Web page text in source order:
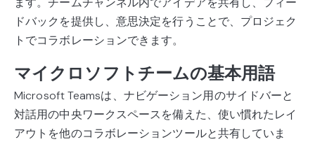
ドバックを提供し、意思決定を行うことで、プロジェク
トでコラボレーションできます。
マイクロソフトチームの基本用語
Microsoft Teamsは、ナビゲーション用のサイドバーと
対話用の中央ワークスペースを備えた、使い慣れたレイ
アウトを他のコラボレーションツールと共有していま